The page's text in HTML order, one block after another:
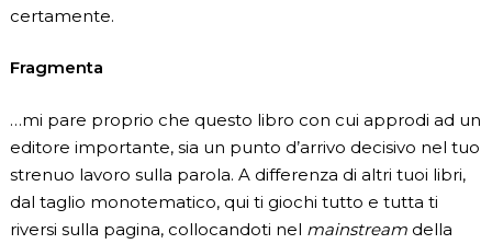
certamente.
Fragmenta
…mi pare proprio che questo libro con cui approdi ad un
editore importante, sia un punto d’arrivo decisivo nel tuo
strenuo lavoro sulla parola. A differenza di altri tuoi libri,
dal taglio monotematico, qui ti giochi tutto e tutta ti
riversi sulla pagina, collocandoti nel mainstreamdella